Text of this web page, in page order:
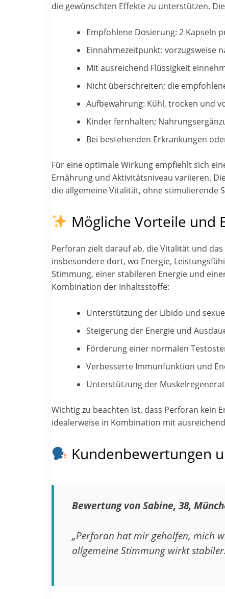
die gewünschten Effekte zu unterstützen.
Empfohlene Dosierung: 2 Kapseln
Einnahmezeitpunkt: vorzugsweise
Mit ausreichend Flüssigkeit
Nicht überschreiten; die
Aufbewahrung: Kühl, trocken und
Kinder fernhalten;
Bei bestehenden Erkrankungen
Für eine optimale Wirkung empfiehlt sich
Ernährung und Aktivitätsniveau variieren.
die allgemeine Vitalität, ohne stimulierende
Mögliche Vorteile und
Perforan zielt darauf ab, die Vitalität und
insbesondere dort, wo Energie,
Stimmung, einer stabileren Energie und
Kombination der Inhaltsstoffe:
Unterstützung der Libido und
Steigerung der Energie und
Förderung einer normalen
Verbesserte Immunfunktion und
Unterstützung der
Wichtig zu beachten ist, dass Perforan kein
idealerweise in Kombination mit
Kundenbewertungen
Bewertung von Sabine, 38,
„Perforan hat mir geholfen, mich
allgemeine Stimmung wirkt